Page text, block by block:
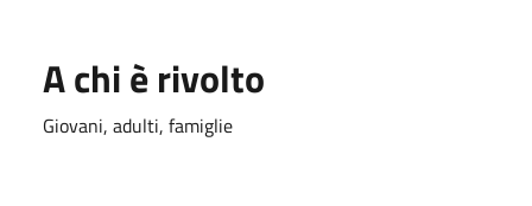
A chi è rivolto
Giovani, adulti, famiglie